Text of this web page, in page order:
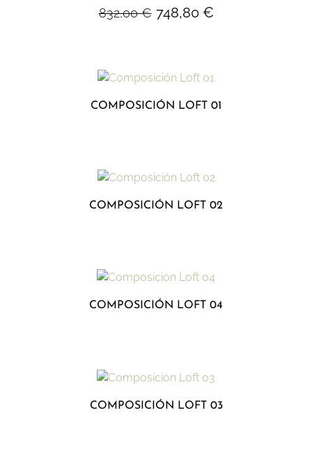
832,00€ 748,80 €
COMPOSICIÓN LOFT 01
COMPOSICIÓN LOFT 02
COMPOSICIÓN LOFT 04
COMPOSICIÓN LOFT 03